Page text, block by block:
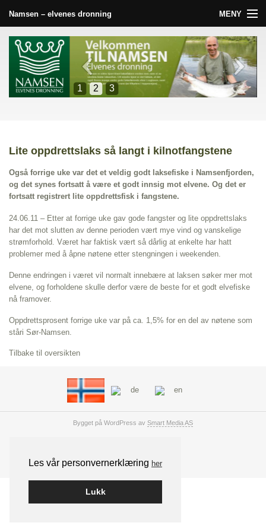
Les vår personvernerklæring her
Lukk
Namsen – elvenes dronning MENY
Forside
Namsen
Nyheter
Slik finner du oss
Tilbydere
Andre aktiviteter
Lenker
1 2 3
Lite oppdrettslaks så langt i kilnotfangstene
Også forrige uke var det et veldig godt laksefiske i Namsenfjorden,
og det synes fortsatt å være et godt innsig mot elvene. Og det er
fortsatt registrert lite oppdrettsfisk i fangstene.
24.06.11 – Etter at forrige uke gav gode fangster og lite oppdrettslaks
har det mot slutten av denne perioden vært mye vind og vanskelige
strømforhold. Været har faktisk vært så dårlig at enkelte har hatt
problemer med å åpne nøtene etter stengningen i weekenden.
Denne endringen i været vil normalt innebære at laksen søker mer mot
elvene, og forholdene skulle derfor være de beste for et godt elvefiske
nå framover.
Oppdrettsprosent forrige uke var på ca. 1,5% for en del av nøtene som
ståri Sør-Namsen.
Tilbake til oversikten
Bygget på WordPress av Smart Media AS